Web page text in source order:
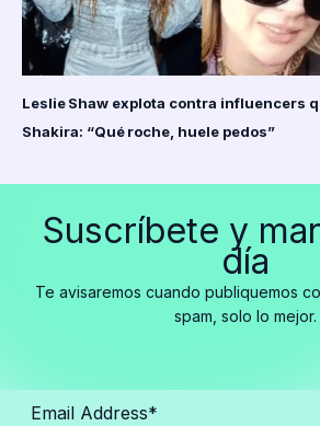
Leslie Shaw explota contra influencers
Shakira: “Qué roche, huele pedos”
Suscríbete y
día
Te avisaremos cuando publiquemos
spam, solo lo mejor.